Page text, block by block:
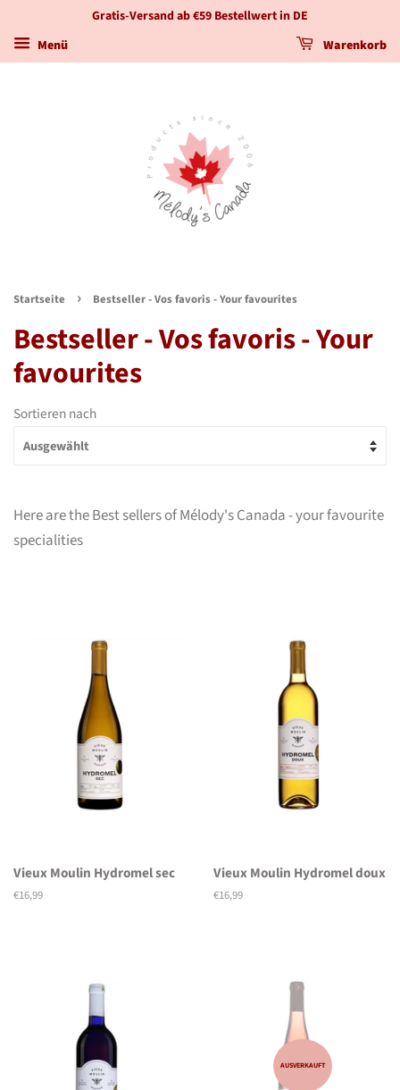
Gratis-Versand ab €59 Bestellwert in DE
Menü
Warenkorb
Startseite › Bestseller - Vos favoris - Your favourites
Bestseller - Vos favoris - Your
favourites
Sortieren nach
Here are the Best sellers of Mélody's Canada - your favourite
specialities
Vieux Moulin Hydromel sec
Normaler
€16,99
Vieux Moulin Hydromel doux
Normaler
€16,99
AUSVERKAUFT